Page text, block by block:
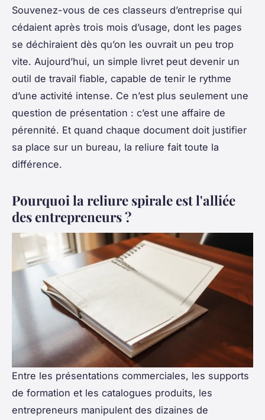
Souvenez-vous de ces classeurs d’entreprise qui
cédaient après trois mois d’usage, dont les pages
se déchiraient dès qu’on les ouvrait un peu trop
vite. Aujourd’hui, un simple livret peut devenir un
outil de travail fiable, capable de tenir le rythme
d’une activité intense. Ce n’est plus seulement une
question de présentation : c’est une affaire de
pérennité. Et quand chaque document doit justifier
sa place sur un bureau, la reliure fait toute la
différence.
Pourquoi la reliure spirale est l'alliée
des entrepreneurs ?
Entre les présentations commerciales, les supports
de formation et les catalogues produits, les
entrepreneurs manipulent des dizaines de